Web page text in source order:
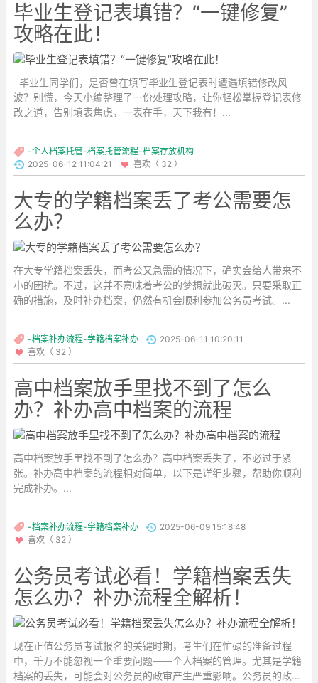
毕业生登记表填错？“一键修复”
攻略在此！
毕业生同学们，是否曾在填写毕业生登记表时遭遇填错修改风
波？别慌，今天小编整理了一份处理攻略，让你轻松掌握登记表修
改之道，告别填表焦虑，一表在手，天下我有！...
-个人档案托管-档案托管流程-档案存放机构
2025-06-12 11:04:21
喜欢（ 32 ）
大专的学籍档案丢了考公需要怎
么办？
在大专学籍档案丢失，而考公又急需的情况下，确实会给人带来不
小的困扰。不过，这并不意味着考公的梦想就此破灭。只要采取正
确的措施，及时补办档案，仍然有机会顺利参加公务员考试。...
-档案补办流程-学籍档案补办
2025-06-11 10:20:11
喜欢（ 32 ）
高中档案放手里找不到了怎么
办？补办高中档案的流程
高中档案放手里找不到了怎么办？高中档案丢失了，不必过于紧
张。补办高中档案的流程相对简单，以下是详细步骤，帮助你顺利
完成补办。...
-档案补办流程-学籍档案补办
2025-06-09 15:18:48
喜欢（ 32 ）
公务员考试必看！学籍档案丢失
怎么办？补办流程全解析！
现在正值公务员考试报名的关键时期，考生们在忙碌的准备过程
中，千万不能忽视一个重要问题——个人档案的管理。尤其是学籍
档案的丢失，可能会对公务员的政审产生严重影响。公务员的政审